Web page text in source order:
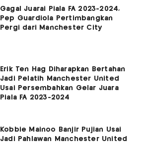
Gagal Juarai Piala FA 2023-2024,
Pep Guardiola Pertimbangkan
Pergi dari Manchester City
Erik Ten Hag Diharapkan Bertahan
Jadi Pelatih Manchester United
Usai Persembahkan Gelar Juara
Piala FA 2023-2024
Kobbie Mainoo Banjir Pujian Usai
Jadi Pahlawan Manchester United